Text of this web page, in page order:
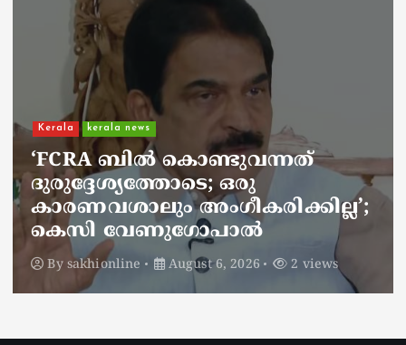
Kerala kerala news
ചാലിശേരിയില്‍ സര്‍ക്കാര്‍
ജനകീയ ആരോഗ്യകേന്ദ്രത്തില്‍
നഴ്സിന് അണലിയുടെ കടിയേറ്റു;
അണലിയുടെ കടിയേറ്റത്
ഡ്യൂട്ടിക്കിടെ
Bysakhionline August 6, 2026 2 views